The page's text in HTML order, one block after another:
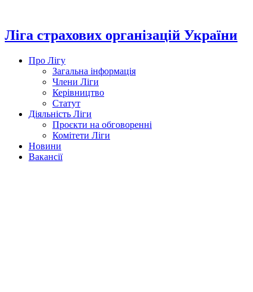
вмісту
Ліга страхових організацій України
Про Лігу
Загальна інформація
Члени Ліги
Керівництво
Статут
Діяльність Ліги
Проєкти на обговоренні
Комітети Ліги
Новини
Вакансії